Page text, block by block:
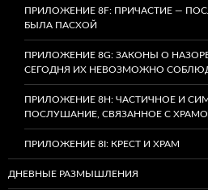
ПРИЛОЖЕНИЕ 8F: ПРИЧАСТИЕ —
БЫЛА ПАСХОЙ
ПРИЛОЖЕНИЕ 8G: ЗАКОНЫ О
СЕГОДНЯ ИХ НЕВОЗМОЖНО
ПРИЛОЖЕНИЕ 8H: ЧАСТИЧНОЕ И
ПОСЛУШАНИЕ, СВЯЗАННОЕ С
ПРИЛОЖЕНИЕ 8I: КРЕСТ И ХРАМ
ДНЕВНЫЕ РАЗМЫШЛЕНИЯ